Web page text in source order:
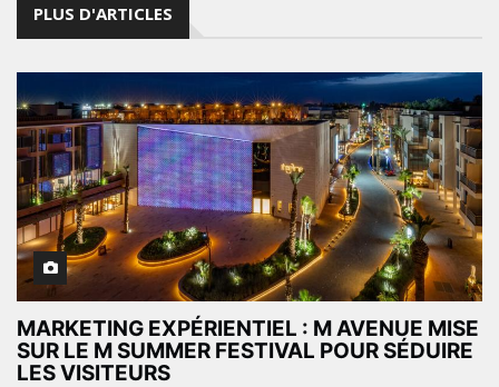
PLUS D'ARTICLES
MARKETING EXPÉRIENTIEL : M AVENUE MISE
SUR LE M SUMMER FESTIVAL POUR SÉDUIRE
LES VISITEURS